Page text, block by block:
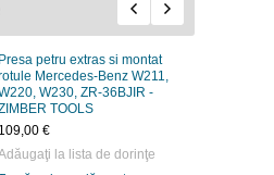
Presa petru extras si montat
Mercedes-Benz W211,
W230, ZR-36BJIR -
TOOLS
109,00 €
la lista de dorinţe